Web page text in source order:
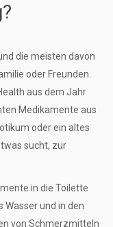
die meisten davon
oder Freunden.
aus dem Jahr
Medikamente aus
oder ein altes
sucht, zur
in die Toilette
Wasser und in den
von Schmerzmitteln